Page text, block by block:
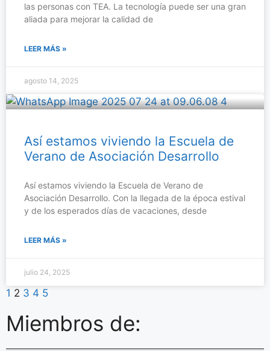
las personas con TEA. La tecnología puede ser una gran
aliada para mejorar la calidad de
LEER MÁS »
agosto 14, 2025
Así estamos viviendo la Escuela de
Verano de Asociación Desarrollo
Así estamos viviendo la Escuela de Verano de
Asociación Desarrollo. Con la llegada de la época estival
y de los esperados días de vacaciones, desde
LEER MÁS »
julio 24, 2025
1 2 3 4 5
Miembros de: